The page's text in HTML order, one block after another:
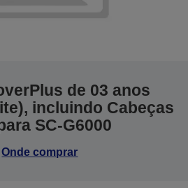
de 03 anos
incluindo Cabeças
SC-G6000
Onde comprar